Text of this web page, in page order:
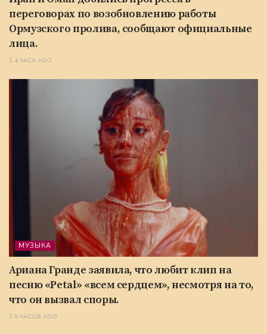
переговорах по возобновлению работы
Ормузского пролива, сообщают официальные
лица.
4 ЧАСА AGO
МУЗЫКА
Ариана Гранде заявила, что любит клип на
песню «Petal» «всем сердцем», несмотря на то,
что он вызвал споры.
5 ЧАСОВ AGO